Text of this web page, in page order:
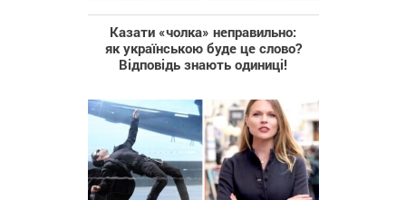
Казати «чолка» неправильно:
як українською буде це слово?
Відповідь знають одиниці!